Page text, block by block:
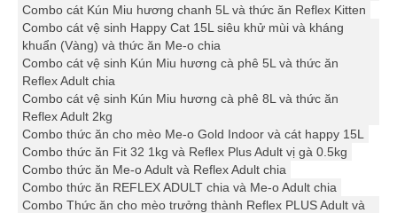
Combo cát Kún Miu hương chanh 5L và thức ăn Reflex Kitten
Combo cát vệ sinh Happy Cat 15L siêu khử mùi và kháng
khuẩn (Vàng) và thức ăn Me-o chia
Combo cát vệ sinh Kún Miu hương cà phê 5L và thức ăn
Reflex Adult chia
Combo cát vệ sinh Kún Miu hương cà phê 8L và thức ăn
Reflex Adult 2kg
Combo thức ăn cho mèo Me-o Gold Indoor và cát happy 15L
Combo thức ăn Fit 32 1kg và Reflex Plus Adult vị gà 0.5kg
Combo thức ăn Me-o Adult và Reflex Adult chia
Combo thức ăn REFLEX ADULT chia và Me-o Adult chia
Combo Thức ăn cho mèo trưởng thành Reflex PLUS Adult và